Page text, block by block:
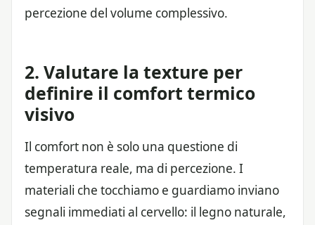
percezione del volume complessivo.
2. Valutare la texture per
definire il comfort termico
visivo
Il comfort non è solo una questione di
temperatura reale, ma di percezione. I
materiali che tocchiamo e guardiamo inviano
segnali immediati al cervello: il legno naturale,